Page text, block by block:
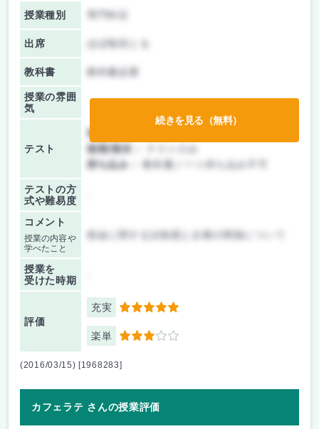
授業種別
出席 ほぼ毎回とる
教科書 教科書必要
授業の雰囲
気
テスト
前期/中間：
後期/期末：
持ち込み：
教科書ノート持ち込み不可
テストの方
式や難易度
コメント
授業の内容や
学べたこと
税金に関する法制度と企業の関係について
授業を
受けた時期
評価
充実 5
楽単 3
続きを見る（無料）
(2016/03/15) [1968283]
カフェラテ さんの授業評価